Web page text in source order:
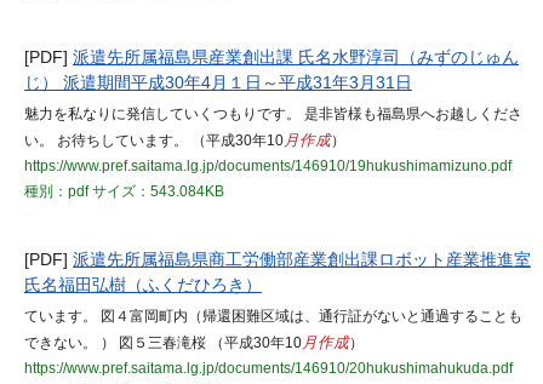
[PDF] 派遣先所属福島県産業創出課 氏名水野淳司（みずのじゅん
じ） 派遣期間平成30年4月１日～平成31年3月31日
魅力を私なりに発信していくつもりです。 是非皆様も福島県へお越しくださ
い。 お待ちしています。 （平成30年10月作成）
https://www.pref.saitama.lg.jp/documents/146910/19hukushimamizuno.pdf
種別：pdfサイズ：543.084KB
[PDF] 派遣先所属福島県商工労働部産業創出課ロボット産業推進室
氏名福田弘樹（ふくだひろき）
ています。 図４富岡町内（帰還困難区域は、通行証がないと通過することも
できない。 ） 図５三春滝桜 （平成30年10月作成）
https://www.pref.saitama.lg.jp/documents/146910/20hukushimahukuda.pdf